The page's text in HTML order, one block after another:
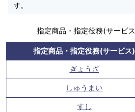
す。
指定商品・指定役務(サービ
指定商品・指定役務(サービス)
ぎょうざ
しゅうまい
すし